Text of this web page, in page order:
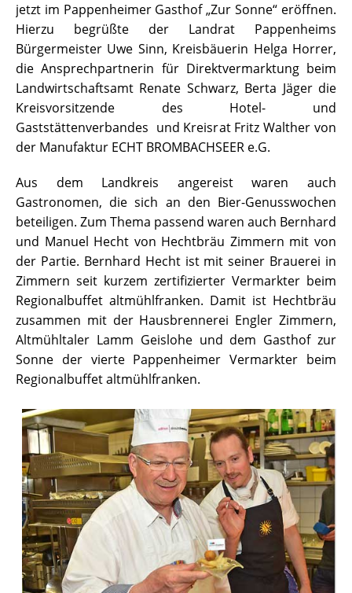
jetzt im Pappenheimer Gasthof „Zur Sonne“ eröffnen.
Hierzu begrüßte der Landrat Pappenheims
Bürgermeister Uwe Sinn, Kreisbäuerin Helga Horrer,
die Ansprechpartnerin für Direktvermarktung beim
Landwirtschaftsamt Renate Schwarz, Berta Jäger die
Kreisvorsitzende des Hotel- und
Gaststättenverbandes und Kreisrat Fritz Walther von
der Manufaktur ECHT BROMBACHSEER e.G.
Aus dem Landkreis angereist waren auch
Gastronomen, die sich an den Bier-Genusswochen
beteiligen. Zum Thema passend waren auch Bernhard
und Manuel Hecht von Hechtbräu Zimmern mit von
der Partie. Bernhard Hecht ist mit seiner Brauerei in
Zimmern seit kurzem zertifizierter Vermarkter beim
Regionalbuffet altmühlfranken. Damit ist Hechtbräu
zusammen mit der Hausbrennerei Engler Zimmern,
Altmühltaler Lamm Geislohe und dem Gasthof zur
Sonne der vierte Pappenheimer Vermarkter beim
Regionalbuffet altmühlfranken.